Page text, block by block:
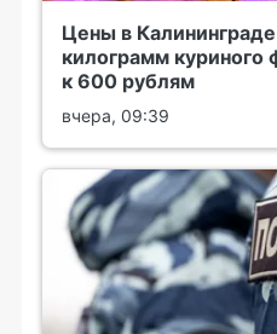
Цены в Калининграде
килограмм
к 600 рублям
вчера, 09:39